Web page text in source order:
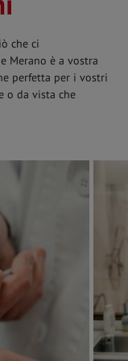
che ci
Merano è a vostra
perfetta per i vostri
o da vista che